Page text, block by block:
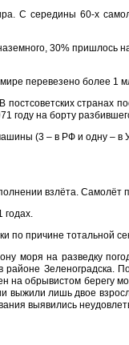
С середины 60-х
30% пришлось
перевезено более 1
странах
году на борту
(3 – в РФ и одну – в
взлёта. Самолёт
годах.
по причине тотальной
моря на разведку
Зеленоградска.
обрывистом берегу
лишь двое
выявились